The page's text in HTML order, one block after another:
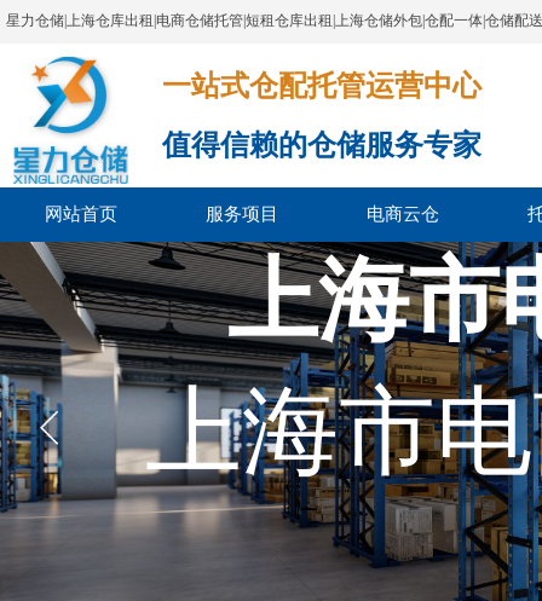
星力仓储|上海仓库出租|电商仓储托管|短租仓库出租|上海仓储外包|仓配一体|仓储配
一站式仓配托管运营中心​​​​​​​​​​​​​​​​​
值得信赖的仓储服务专家
网站首页 服务项目 电商云仓
上海市
上海市